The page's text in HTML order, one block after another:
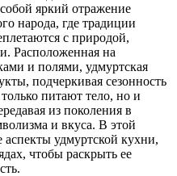
яркий отражение
народа, где традиции
с природой,
Расположенная на
и полями, удмуртская
подчеркивая сезонность
питают тело, но и
из поколения в
и вкуса. В этой
удмуртской кухни,
чтобы раскрыть ее